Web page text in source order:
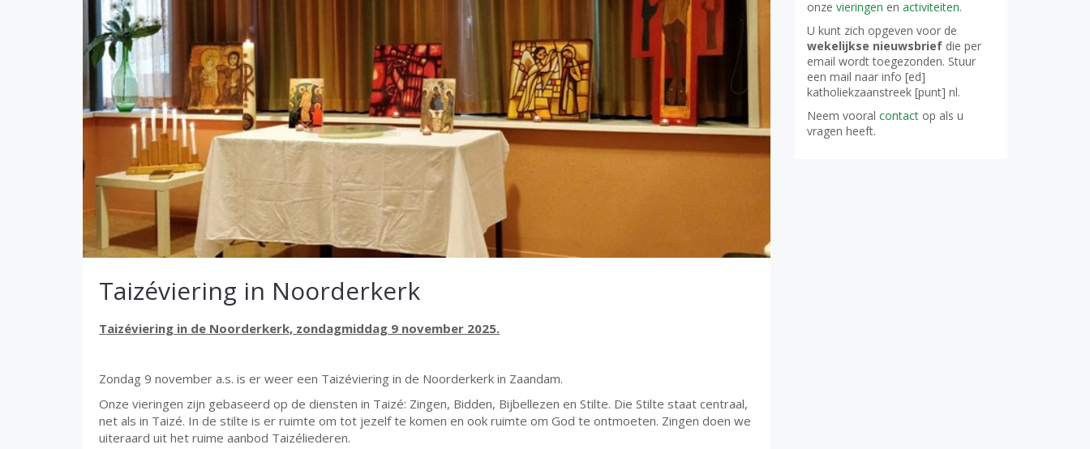
Taizéviering in Noorderkerk
Taizéviering in de Noorderkerk, zondagmiddag 9 november 2025.
Zondag 9 november a.s. is er weer een Taizéviering in de Noorderkerk in Zaandam.
Onze vieringen zijn gebaseerd op de diensten in Taizé: Zingen, Bidden, Bijbellezen en Stilte. Die Stilte staat centraal,
net als in Taizé. In de stilte is er ruimte om tot jezelf te komen en ook ruimte om God te ontmoeten. Zingen doen we
uiteraard uit het ruime aanbod Taizéliederen.
onze vieringen en activiteiten.
U kunt zich opgeven voor de
wekelijkse nieuwsbriefdie per
email wordt toegezonden. Stuur
een mail naar info [ed]
katholiekzaanstreek [punt] nl.
Neem vooral contactop als u
vragen heeft.